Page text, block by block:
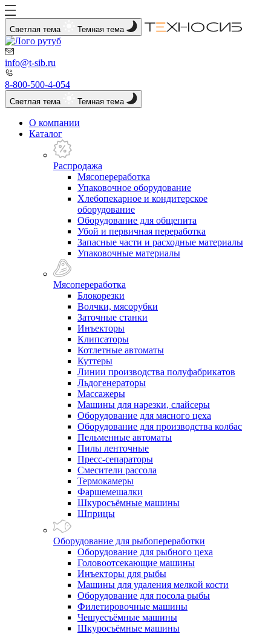
Светлая тема Темная тема
info@t-sib.ru
8-800-500-4-054
Светлая тема Темная тема
О компании
Каталог
Распродажа
Мясопереработка
Упаковочное оборудование
Хлебопекарное и кондитерское
оборудование
Оборудование для общепита
Убой и первичная переработка
Запасные части и расходные материалы
Упаковочные материалы
Мясопереработка
Блокорезки
Волчки, мясорубки
Заточные станки
Инъекторы
Клипсаторы
Котлетные автоматы
Куттеры
Линии производства полуфабрикатов
Льдогенераторы
Массажеры
Машины для нарезки, слайсеры
Оборудование для мясного цеха
Оборудование для производства колбас
Пельменные автоматы
Пилы ленточные
Пресс-сепараторы
Смесители рассола
Термокамеры
Фаршемешалки
Шкуросъёмные машины
Шприцы
Оборудование для рыбопереработки
Оборудование для рыбного цеха
Головоотсекающие машины
Инъекторы для рыбы
Машины для удаления мелкой кости
Оборудование для посола рыбы
Филетировочные машины
Чешуесъёмные машины
Шкуросъёмные машины